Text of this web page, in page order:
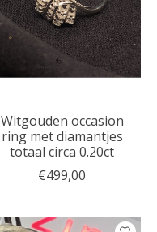
Witgouden occasion
ring met diamantjes
totaal circa 0.20ct
€499,00